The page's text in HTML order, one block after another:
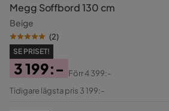
Megg Soffbord 130 cm
Beige
(2)
SE PRISET!
Pris
3 199:-
Original
Förr4 399:-
Tidigare lägsta pris 3 199:-